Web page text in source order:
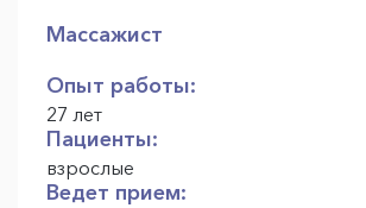
Массажист
Опыт работы:
27 лет
Пациенты:
взрослые
Ведет прием: